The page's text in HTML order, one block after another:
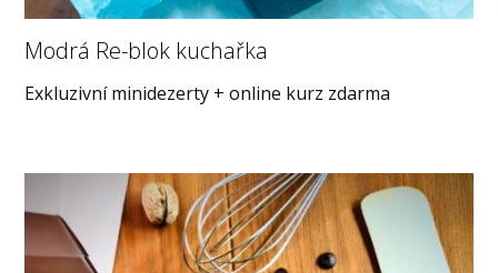
Modrá Re-blok kuchařka
Exkluzivní minidezerty + online kurz zdarma